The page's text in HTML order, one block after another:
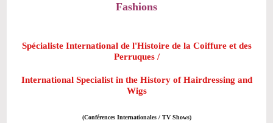
Fashions
Spécialiste International de l'Histoire de la Coiffure et des
Perruques /
International Specialist in the History of Hairdressing and
Wigs
(Conférences Internationales / TV Shows)